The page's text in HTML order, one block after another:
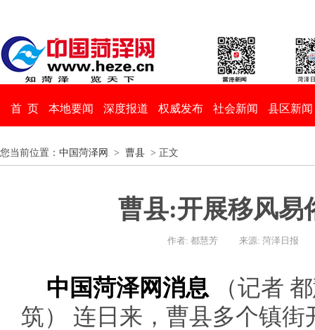
首 页 本地要闻 深度报道 权威发布 社会新闻 县区新闻
您当前位置： 中国菏泽网 > 曹县 > 正文
曹县:开展移风易
作者: 都慧芳 来源: 菏泽日报
中国菏泽网消息 （记者
筑） 连日来，曹县多个镇